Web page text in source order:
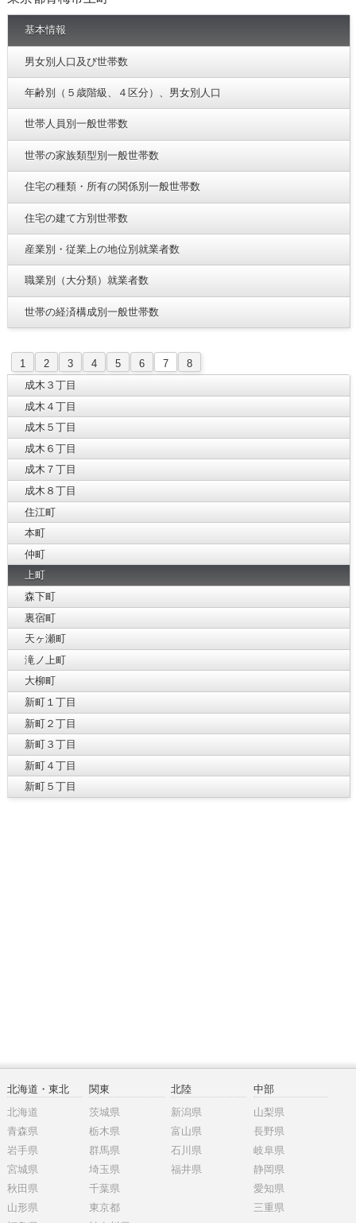
基本情報
男女別人口及び世帯数
年齢別（５歳階級、４区分）、男女別人口
世帯人員別一般世帯数
世帯の家族類型別一般世帯数
住宅の種類・所有の関係別一般世帯数
住宅の建て方別世帯数
産業別・従業上の地位別就業者数
職業別（大分類）就業者数
世帯の経済構成別一般世帯数
1 2 3 4 5 6 7
8
成木３丁目
成木４丁目
成木５丁目
成木６丁目
成木７丁目
成木８丁目
住江町
本町
仲町
上町
森下町
裏宿町
天ヶ瀬町
滝ノ上町
大柳町
新町１丁目
新町２丁目
新町３丁目
新町４丁目
新町５丁目
北海道・東北
北海道
青森県
岩手県
宮城県
秋田県
山形県
関東
茨城県
栃木県
群馬県
埼玉県
千葉県
東京都
北陸
新潟県
富山県
石川県
福井県
中部
山梨県
長野県
岐阜県
静岡県
愛知県
三重県